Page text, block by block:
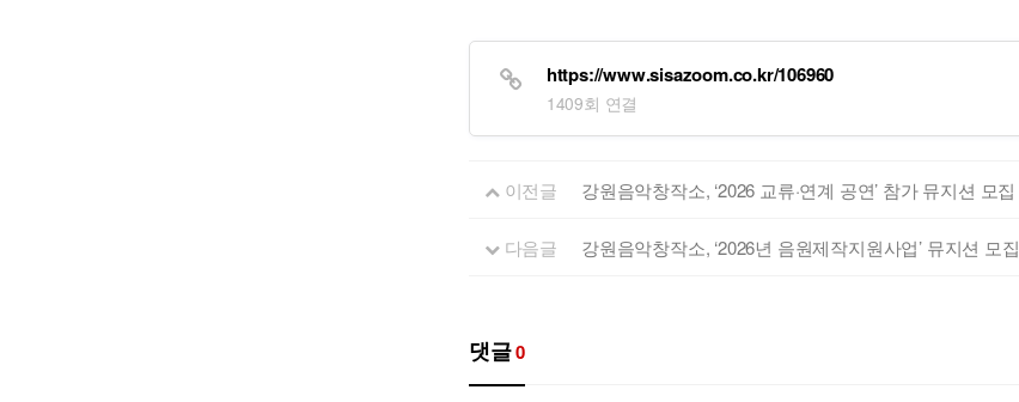
https://www.sisazoom.co.kr/106960
1409회 연결
이전글 강원음악창작소, ‘2026 교류·연계 공연’ 참가 뮤지션 모집
다음글 강원음악창작소, ‘2026년 음원제작지원사업’ 뮤지션 모집
댓글0